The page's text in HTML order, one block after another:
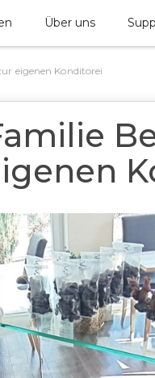
Über uns
eigenen Konditorei